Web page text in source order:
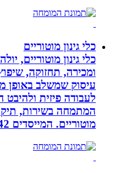
כלי גינון מוטוריים
כלי גינון מוטוריים, יולה
ומכירה, תחזוקה, שיפוץ
עיסוק שמשלב באופן
לעבודה פיזית ולהיבט
המתמחה בשירות, תיקון
מוטוריים. המייסדים 42, כפר דניאל